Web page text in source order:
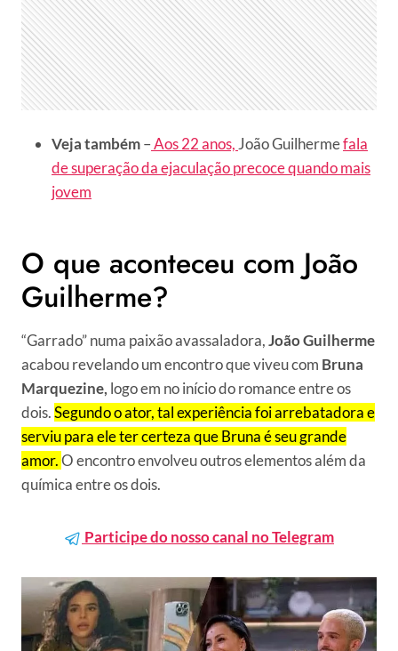
Veja também–Aos 22 anos, João Guilhermefala
de superação da ejaculação precoce quando mais
jovem
O que aconteceu com João
Guilherme?
“Garrado” numa paixão avassaladora,João Guilherme
acabou revelando um encontro que viveu com Bruna
Marquezine, logo em no início do romance entre os
dois.Segundo o ator, tal experiência foi arrebatadora e
serviu para ele ter certeza que Bruna é seu grande
amor.O encontro envolveu outros elementos além da
química entre os dois.
Participe do nosso canal no Telegram